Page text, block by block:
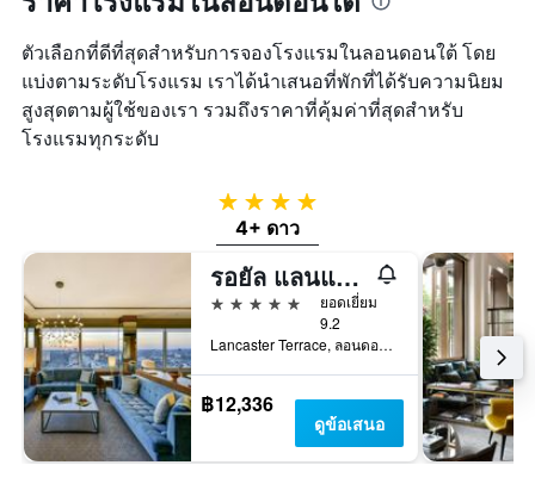
ตัวเลือกที่ดีที่สุดสำหรับการจองโรงแรมในลอนดอนใต้ โดย
แบ่งตามระดับโรงแรม เราได้นำเสนอที่พักที่ได้รับความนิยม
สูงสุดตามผู้ใช้ของเรา รวมถึงราคาที่คุ้มค่าที่สุดสำหรับ
โรงแรมทุกระดับ
4 ดาว
4+ ดาว
รอยัล แลนแคสเตอร์ ลอนดอน
5 ดาว
ยอดเยี่ยม
9.2
Lancaster Terrace, ลอนดอน, สหราชอาณาจักร
฿12,336
ดูข้อเสนอ